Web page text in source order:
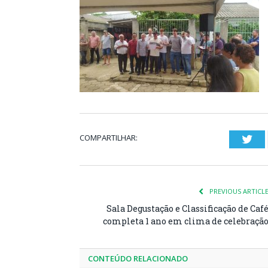
COMPARTILHAR:
PREVIOUS ARTICLE
Sala Degustação e Classificação de Café
completa 1 ano em clima de celebração
CONTEÚDO RELACIONADO